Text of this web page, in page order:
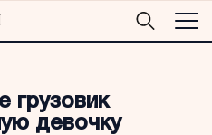
грузовик
девочку